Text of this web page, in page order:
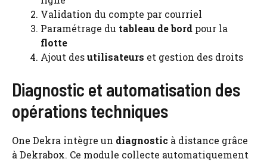
Validation du compte par courriel
Paramétrage du tableau de bord pour la
flotte
Ajout desutilisateurs et gestion des droits
Diagnostic et automatisation des
opérations techniques
One Dekra intègre un diagnostic à distance grâce
à Dekrabox. Ce module collecte automatiquement